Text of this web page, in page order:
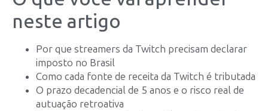
neste artigo
Por que streamers da Twitch precisam declarar
imposto no Brasil
Como cada fonte de receita da Twitch é tributada
O prazo decadencial de 5 anos e o risco real de
autuação retroativa